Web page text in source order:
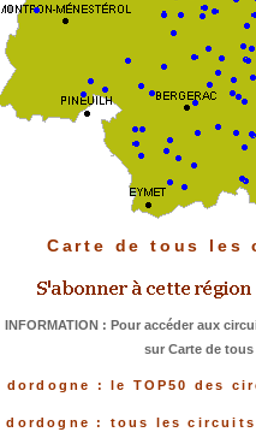
Carte de tous les
INFORMATION : Pour accéder aux
sur Carte de
dordogne : le TOP50 des
dordogne : tous les circuits